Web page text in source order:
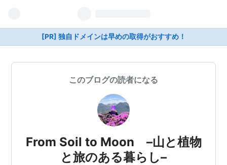
[PR] 独自ドメインは早めの取得がおすすめ！
このブログの読者になる
From Soil to Moon –山と植物
と旅のある暮らし–